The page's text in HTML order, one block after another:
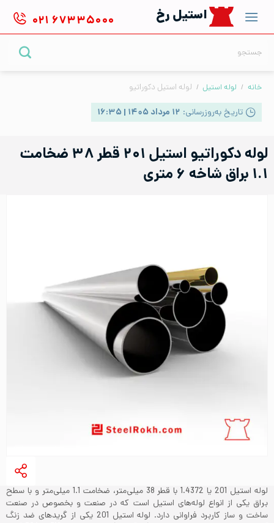
content
استیل رخ ۰۲۱ ۶۷۳۳۵۰۰۰
خانه / لوله استیل / لوله استیل دکوراتیو
تاریخ به‌روزرسانی: ۱۲ مرداد ۱۴۰۵ | ۱۶:۳۵
لوله دکوراتیو استیل ۲۰۱ قطر ۳۸ ضخامت
۱.۱ براق شاخه ۶ متری
لوله استیل 201 یا 1.4372 با قطر 38 میلی‌متر، ضخامت 1.1 میلی‌متر و با سطح
براق یکی از انواع لوله‌های استیل است که در صنعت و بخصوص در صنعت
ساخت و ساز کاربرد فراوانی دارد. لوله استیل 201 یکی از گریدهای ضد زنگ